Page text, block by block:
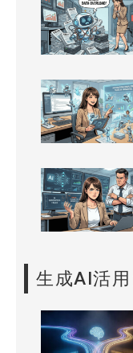
生成AI活